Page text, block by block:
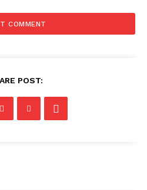
POST: